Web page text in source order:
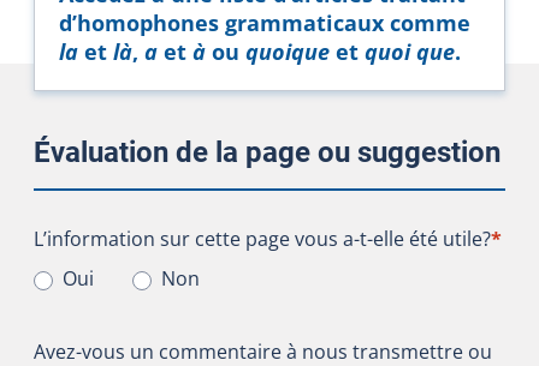
d’homophones grammaticaux comme
la et là, a et à ou quoique et quoi que.
Évaluation de la page ou suggestion
L’information sur cette page vous a-t-elle été utile?
L’information sur cette page vous a-t-elle été utile?*
Oui
Non
Avez-vous un commentaire à nous transmettre ou